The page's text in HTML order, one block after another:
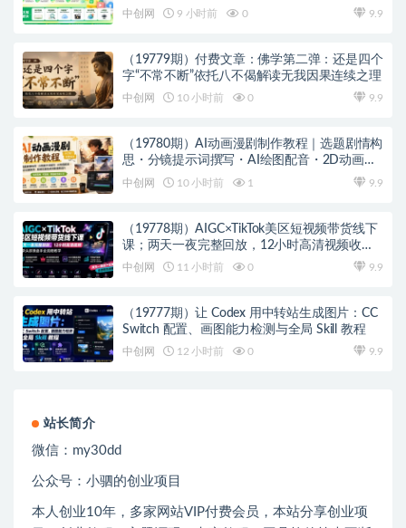
础也能轻松上手实操
中创网 9 小时前 0 9.9
（19779期）付费文章：佛学第二弹：还是四个
字“不常不断”依托八不偈解读无我因果连续之理
中创网 10 小时前 0 9.9
（19780期）AI动画漫剧制作教程｜选题剧情构
思・分镜提示词撰写・AI绘图配音・2D动画制
作・剪映实操完成完整漫剧成片
中创网 10 小时前 1 9.9
（19778期）AIGC×TikTok美区短视频带货线下
课；两天一夜完整回放，12小时高清视频收录
头部操盘手全流程教学
中创网 11 小时前 0 9.9
（19777期）让 Codex 用中转站生成图片：CC
Switch 配置、画图能力检测与全局 Skill 教程
中创网 12 小时前 0 9.9
站长简介
微信： my30dd
公众号：小驷的创业项目
本人创业10年，多家网站VIP付费会员，本站分享创业项